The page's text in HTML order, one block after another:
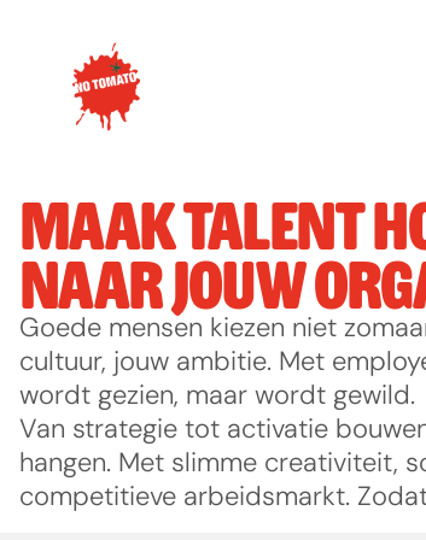
MAAK TALENT
NAAR JOUW
Goede mensen kiezen niet
cultuur, jouw ambitie. Met
wordt gezien, maar wordt gewild.
Van strategie tot activatie
hangen. Met slimme creativiteit,
competitieve arbeidsmarkt.